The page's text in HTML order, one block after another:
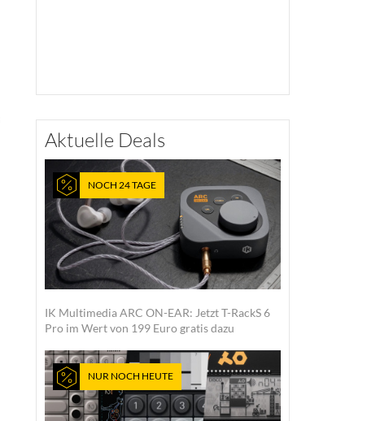
Aktuelle Deals
NOCH 24 TAGE
IK Multimedia ARC ON-EAR: Jetzt T-RackS 6
Pro im Wert von 199 Euro gratis dazu
NUR NOCH HEUTE